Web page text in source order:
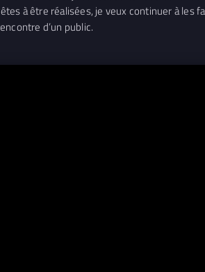
à être réalisées, je veux continuer à
d’un public.